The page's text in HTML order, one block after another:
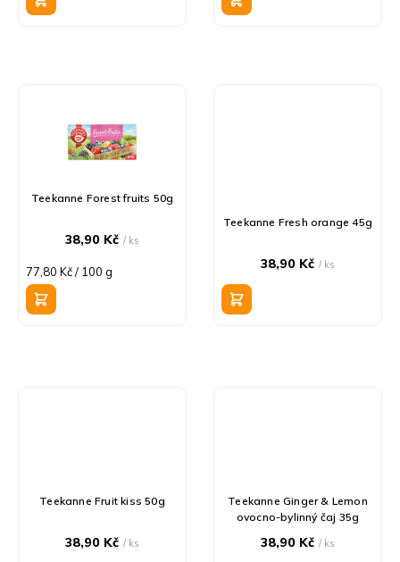
Teekanne Forest fruits 50g
38,90 Kč/ ks
Měrná
cena:
77,80 Kč / 100 g
Teekanne Fresh orange 45g
38,90 Kč/ ks
Teekanne Fruit kiss 50g
38,90 Kč/ ks
Teekanne Ginger & Lemon
ovocno-bylinný čaj 35g
38,90 Kč/ ks